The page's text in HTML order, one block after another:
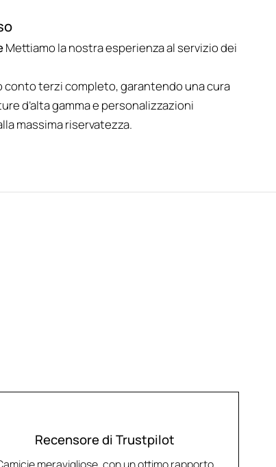
Mettiamo la nostra esperienza al servizio dei
conto terzi completo, garantendo una cura
d’alta gamma e personalizzazioni
massima riservatezza.
Recensore di Trustpilot